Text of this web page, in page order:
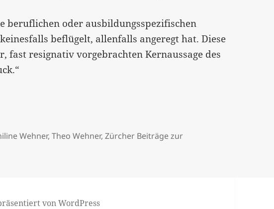
beruflichen oder ausbildungsspezifischen
beflügelt, allenfalls angeregt hat. Diese
fast resignativ vorgebrachten Kernaussage des
Wehner,Theo Wehner,Zürcher Beiträge zur
von WordPress